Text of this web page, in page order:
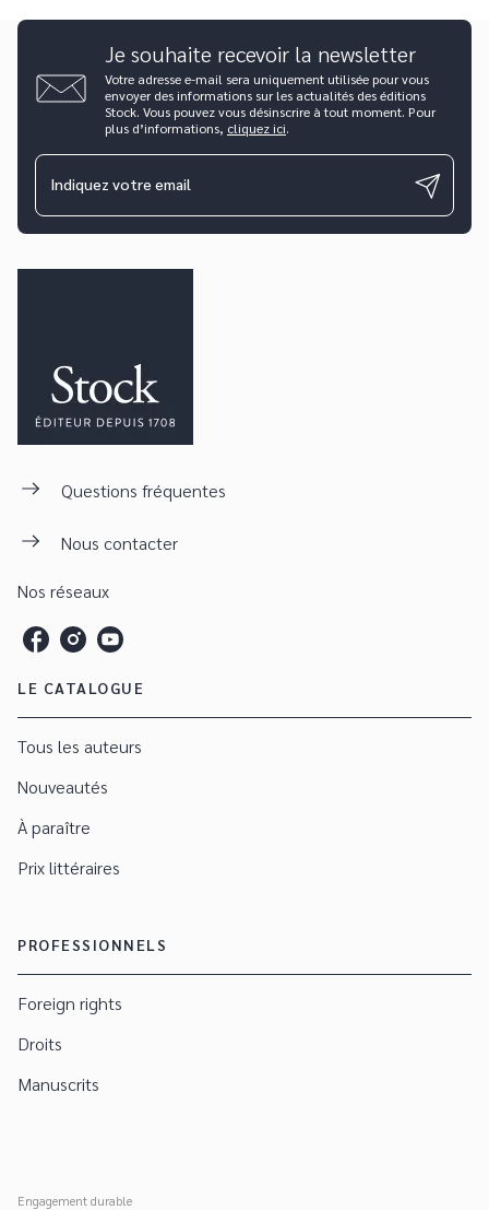
Je souhaite recevoir la newsletter
Votre adresse e-mail sera uniquement utilisée pour vous
envoyer des informations sur les actualités des éditions
Stock. Vous pouvez vous désinscrire à tout moment. Pour
plus d’informations, cliquez ici.
Indiquez votre email
Questions fréquentes
Nous contacter
Nos réseaux
LE CATALOGUE
Tous les auteurs
Nouveautés
À paraître
Prix littéraires
PROFESSIONNELS
Foreign rights
Droits
Manuscrits
Engagement durable